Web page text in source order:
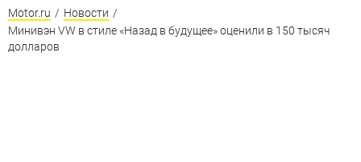
Motor.ru / Новости /
Минивэн VW в стиле «Назад в будущее» оценили в 150 тысяч
долларов